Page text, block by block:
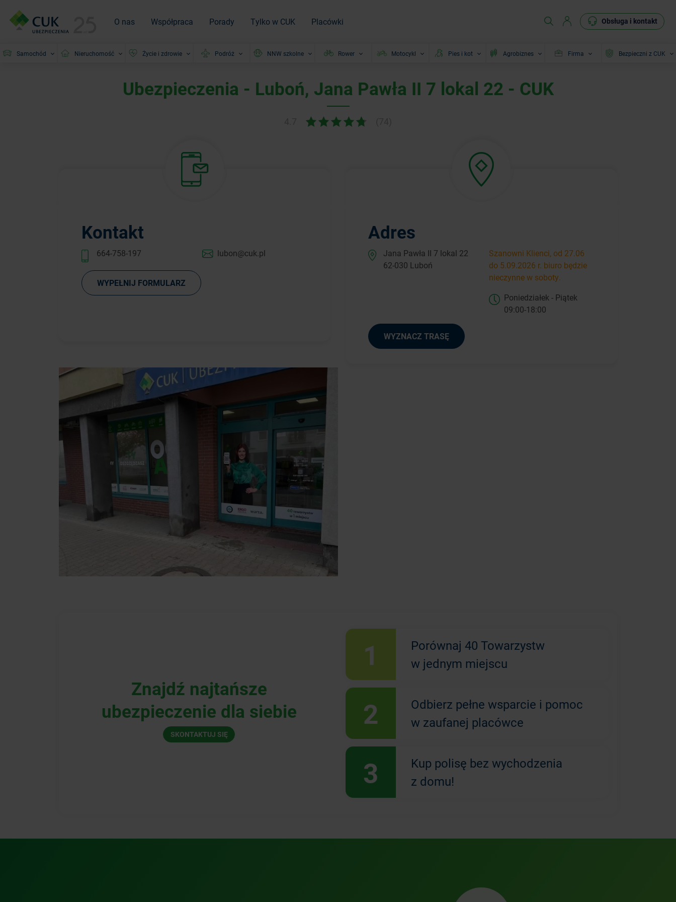
O nas Współpraca Porady Tylko w CUK Placówki Obsługa i kontakt
Samochód Nieruchomość Życie i zdrowie Podróż NNW szkolne Rower Motocykl Pies i kot Agrobiznes Firma Bezpieczni z CUK
Ubezpieczenia - Luboń, Jana Pawła II 7 lokal 22 - CUK
Kontakt
664-758-197 lubon@cuk.pl
WYPEŁNIJ FORMULARZ
Adres
Jana Pawła II 7 lokal 22
62-030 Luboń
Szanowni Klienci, od 27.06
do 5.09.2026 r. biuro będzie
nieczynne w soboty.
Poniedziałek - Piątek
09:00-18:00
WYZNACZ TRASĘ
Znajdź najtańsze
ubezpieczenie dla siebie
SKONTAKTUJ SIĘ
1
Porównaj 40 Towarzystw
w jednym miejscu
2
Odbierz pełne wsparcie i pomoc
w zaufanej placówce
3
Kup polisę bez wychodzenia
z domu!